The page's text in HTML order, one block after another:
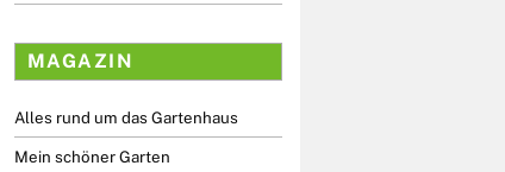
MAGAZIN
Alles rund um das Gartenhaus
Mein schöner Garten